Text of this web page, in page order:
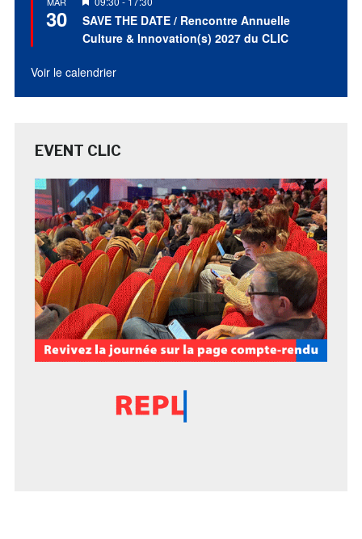
30
en
avant
SAVE THE DATE / Rencontre Annuelle
Culture & Innovation(s) 2027 du CLIC
Voir le calendrier
EVENT CLIC